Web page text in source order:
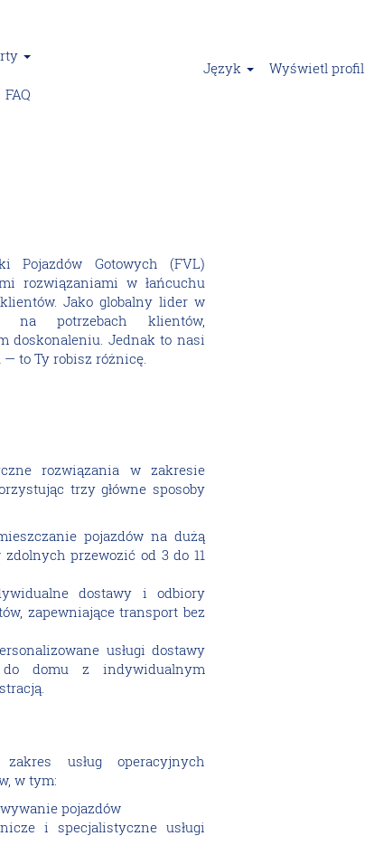
FAQ
Język Wyświetl profil
Pojazdów Gotowych (FVL)
rozwiązaniami w łańcuchu
Jako globalny lider w
na potrzebach klientów,
doskonaleniu. Jednak to nasi
to Ty robisz różnicę.
rozwiązania w zakresie
trzy główne sposoby
pojazdów na dużą
przewozić od 3 do 11
dostawy i odbiory
zapewniające transport bez
usługi dostawy
domu z indywidualnym
usług operacyjnych
w tym:
pojazdów
i specjalistyczne usługi